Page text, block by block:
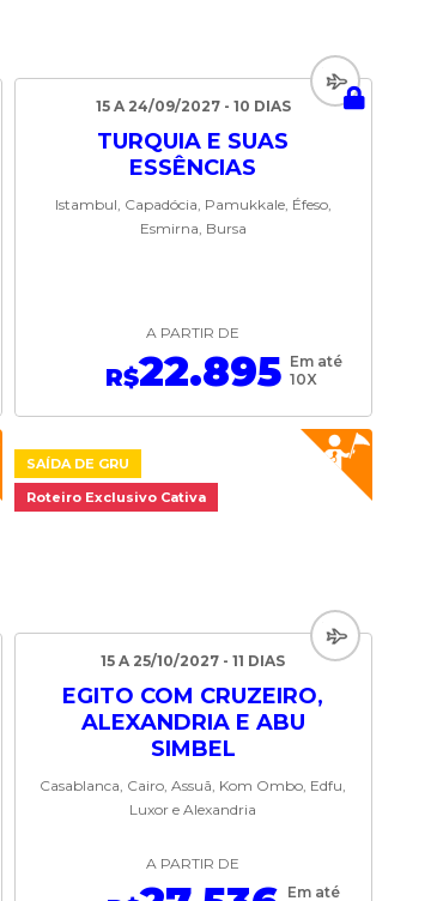
15 A 24/09/2027 - 10 DIAS
TURQUIA E SUAS
ESSÊNCIAS
Istambul, Capadócia, Pamukkale, Éfeso,
Esmirna, Bursa
A PARTIR DE
R$22.895 Em até
10X
SAÍDA DE GRU
Roteiro Exclusivo Cativa
15 A 25/10/2027 - 11 DIAS
EGITO COM CRUZEIRO,
ALEXANDRIA E ABU
SIMBEL
Casablanca, Cairo, Assuã, Kom Ombo, Edfu,
Luxor e Alexandria
A PARTIR DE
Em até